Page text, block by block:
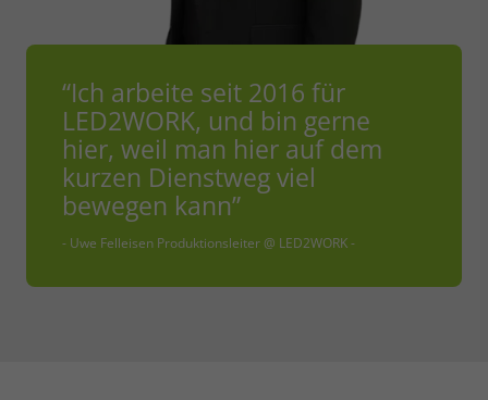
“Ich arbeite seit 2016 für
LED2WORK, und bin gerne
hier, weil man hier auf dem
kurzen Dienstweg viel
bewegen kann”
- Uwe Felleisen Produktionsleiter @ LED2WORK -